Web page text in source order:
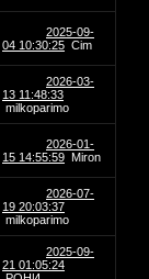
2025-09-
04 10:30:25 Cim
2026-03-
13 11:48:33
milkoparimo
2026-01-
15 14:55:59 Miron
2026-07-
19 20:03:37
milkoparimo
2025-09-
21 01:05:24